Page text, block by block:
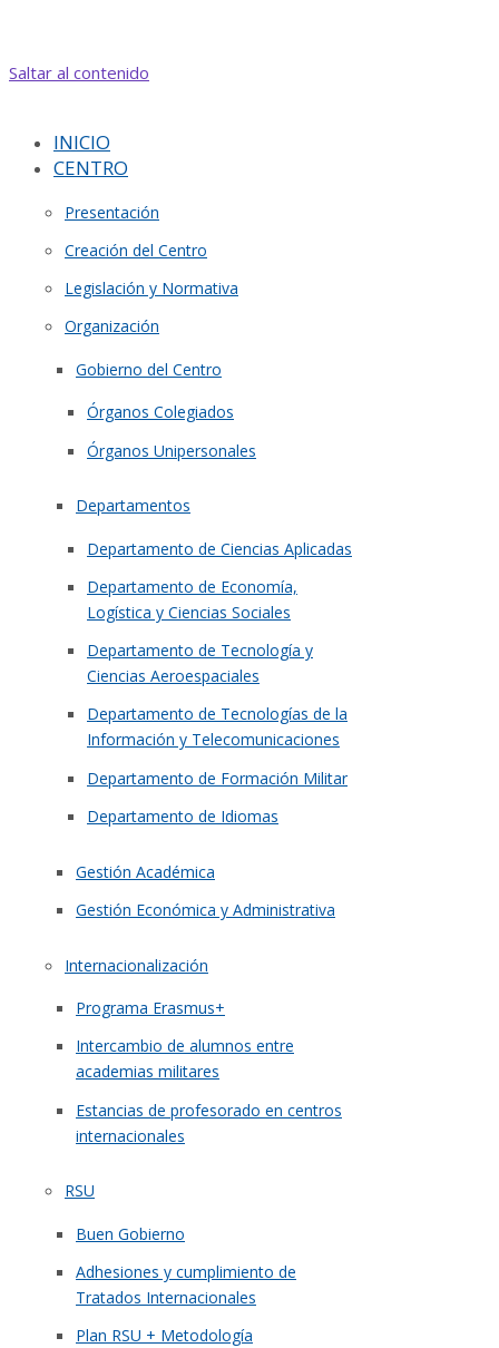
Saltar al contenido
INICIO
CENTRO
Presentación
Creación del Centro
Legislación y Normativa
Organización
Gobierno del Centro
Órganos Colegiados
Órganos Unipersonales
Departamentos
Departamento de Ciencias Aplicadas
Departamento de Economía,
Logística y Ciencias Sociales
Departamento de Tecnología y
Ciencias Aeroespaciales
Departamento de Tecnologías de la
Información y Telecomunicaciones
Departamento de Formación Militar
Departamento de Idiomas
Gestión Académica
Gestión Económica y Administrativa
Internacionalización
Programa Erasmus+
Intercambio de alumnos entre
academias militares
Estancias de profesorado en centros
internacionales
RSU
Buen Gobierno
Adhesiones y cumplimiento de
Tratados Internacionales
Plan RSU + Metodología